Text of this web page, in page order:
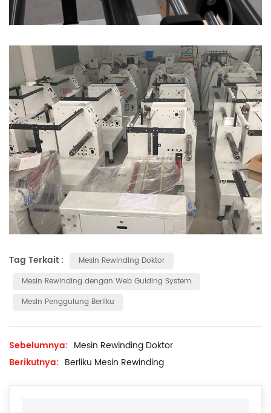
Tag Terkait :
Mesin Rewinding Doktor
Mesin Rewinding dengan Web Guiding System
Mesin Penggulung Berliku
Sebelumnya: Mesin Rewinding Doktor
Berikutnya: Berliku Mesin Rewinding